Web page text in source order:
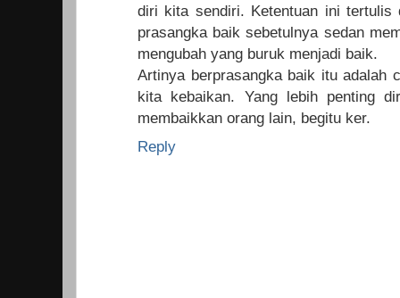
diri kita sendiri. Ketentuan ini
prasangka baik sebetulnya sedan
mengubah yang buruk menjadi baik.
Artinya berprasangka baik itu adalah
kita kebaikan. Yang lebih penting
membaikkan orang lain, begitu ker.
Reply